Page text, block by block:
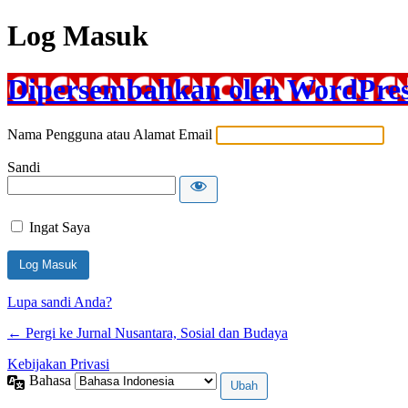
Log Masuk
Dipersembahkan oleh
Nama Pengguna atau Alamat Email
Sandi
Ingat Saya
Lupa sandi Anda?
← Pergi ke Jurnal Nusantara, Sosial dan Budaya
Kebijakan Privasi
Bahasa